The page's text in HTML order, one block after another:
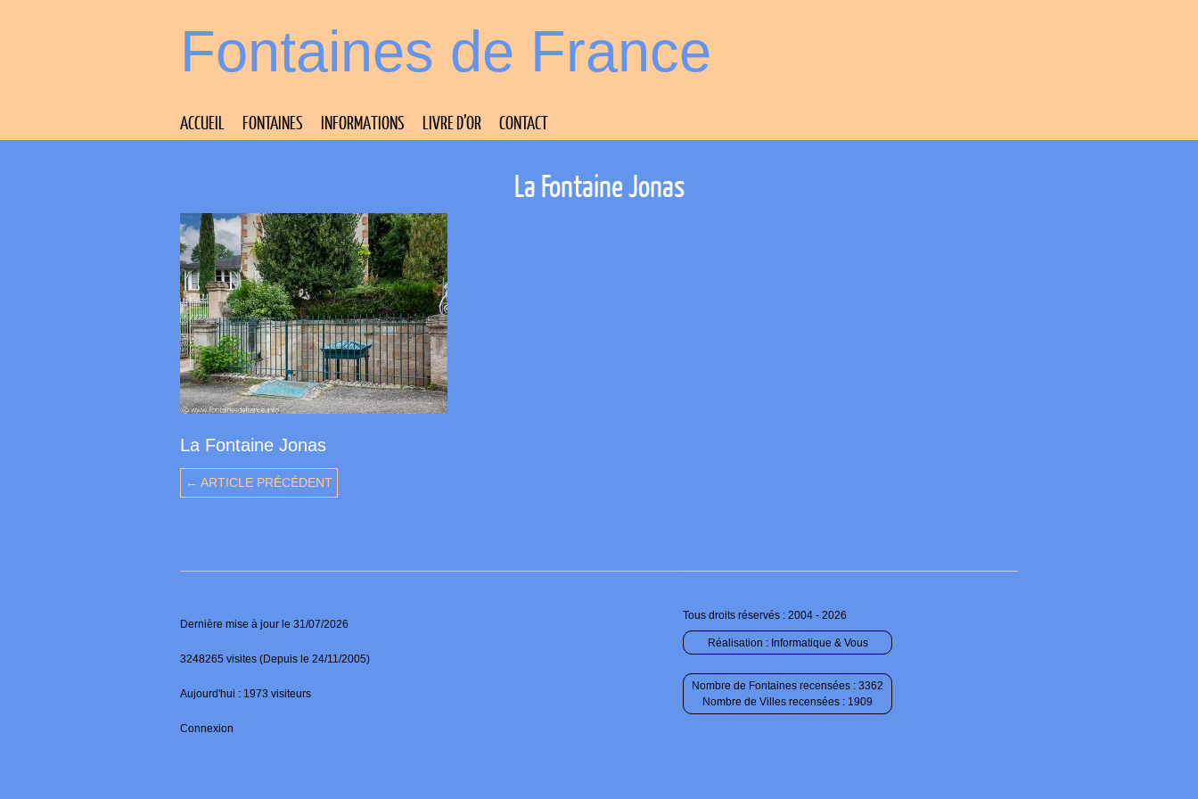
Fontaines de France
ACCUEIL FONTAINES INFORMATIONS LIVRE D’OR CONTACT
La Fontaine Jonas
La Fontaine Jonas
← ARTICLE PRÉCÉDENT
Dernière mise à jour le 31/07/2026
3248265 visites (Depuis le 24/11/2005)
Aujourd'hui : 1973 visiteurs
Connexion
Tous droits réservés : 2004 - 2026
Réalisation : Informatique & Vous
Nombre de Fontaines recensées : 3362
Nombre de Villes recensées : 1909